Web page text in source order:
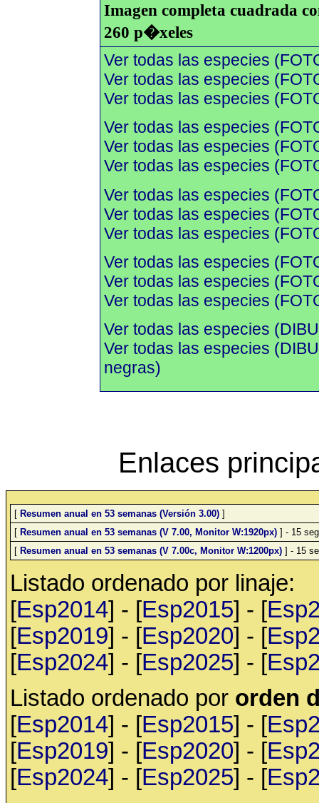
Imagen completa cuadrada
260 p�xeles
Ver todas las especies
Ver todas las especies
Ver todas las especies
Ver todas las especies
Ver todas las especies
Ver todas las especies
Ver todas las especies
Ver todas las especies
Ver todas las especies
Ver todas las especies
Ver todas las especies
Ver todas las especies
Ver todas las especies
Ver todas las especies
negras)
Enlaces
[ Resumen anual en 53 semanas (Versión 3.00) ]
[ Resumen anual en 53 semanas (V 7.00, Monitor W:1920px) ] - 15
[ Resumen anual en 53 semanas (V 7.00c, Monitor W:1200px) ] - 15
Listado ordenado por linaje:
[Esp2014] - [Esp2015] - [
[Esp2019] - [Esp2020] - [
[Esp2024] - [Esp2025] - [
Listado ordenado por orden
[Esp2014] - [Esp2015] - [
[Esp2019] - [Esp2020] - [
[Esp2024] - [Esp2025] - [